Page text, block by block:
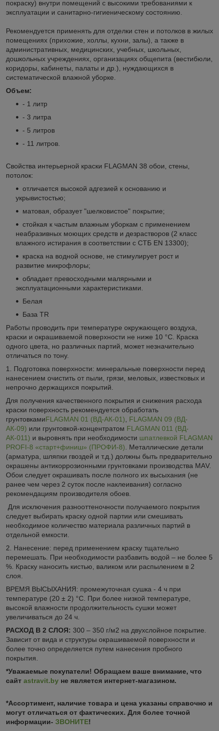
покраску) внутри помещений с высокими требованиями к
эксплуатации и санитарно-гигиеническому состоянию.
Рекомендуется применять для отделки стен и потолков в жилых
помещениях (прихожие, холлы, кухни, залы), а также в
административных, медицинских, учебных, школьных,
дошкольных учреждениях, организациях общепита (вестибюли,
коридоры, кабинеты, палаты и др.), нуждающихся в
систематической влажной уборке.
Объем:
- 1 литр
- 3 литра
- 5 литров
- 11 литров.
Свойства интерьерной краски FLAGMAN 38 обои, стены,
потолок:
отличается высокой адгезией к основанию и
укрывистостью;
матовая, образует "шелковистое" покрытие;
стойкая к частым влажным уборкам c применением
неабразивных моющих средств и дезрастворов (2 класс
влажного истирания в соответствии с СТБ EN 13300);
краска на водной основе, не стимулирует рост и
развитие микрофлоры;
обладает превосходными малярными и
эксплуатационными характеристиками.
Белая
База TR
Работы проводить при температуре окружающего воздуха,
краски и окрашиваемой поверхности не ниже 10 °С. Краска
одного цвета, но различных партий, может незначительно
отличаться по тону.
1. Подготовка поверхности: минеральные поверхности перед
нанесением очистить от пыли, грязи, меловых, известковых и
непрочно держащихся покрытий.
Для получения качественного покрытия и снижения расхода
краски поверхность рекомендуется обработать
грунтовкамиFLAGMAN 01 (ВД-АК-01), FLAGMAN 09 (ВД-
АК-09) или грунтовкой-концентратом FLAGMAN 011 (ВД-
АК-011) и выровнять при необходимости шпатлевкой FLAGMAN
PROFI-8 «старт+финиш» (ПРОФИ-8). Металлические детали
(арматура, шляпки гвоздей и т.д.) должны быть предварительно
окрашены антикоррозионными грунтовками производства МАV.
Обои следует окрашивать после полного их высыхания (не
ранее чем через 2 суток после наклеивания) согласно
рекомендациям производителя обоев.
Для исключения разнооттеночности получаемого покрытия
следует выбирать краску одной партии или смешивать
необходимое количество материала различных партий в
отдельной емкости.
2. Нанесение: перед применением краску тщательно
перемешать. При необходимости разбавить водой – не более 5
%. Краску наносить кистью, валиком или распылением в 2
слоя.
ВРЕМЯ ВЫСЫХАНИЯ: промежуточная сушка - 4 ч при
температуре (20 ± 2) °С. При более низкой температуре,
высокой влажности продолжительность сушки может
увеличиваться до 24 ч.
РАСХОД В 2 СЛОЯ: 300 – 350 г/м2 на двухслойное покрытие.
Зависит от вида и структуры окрашиваемой поверхности и
более точно определяется путем нанесения пробного
покрытия.
*Уважаемые покупатели! Обращаем ваше внимание, что
сайт astravit.by не является интернет-магазином.
*Ассортимент, наличие товара и цена указаны справочно и
могут отличаться от фактических. Для более точной
информации- ЗВОНИТЕ!